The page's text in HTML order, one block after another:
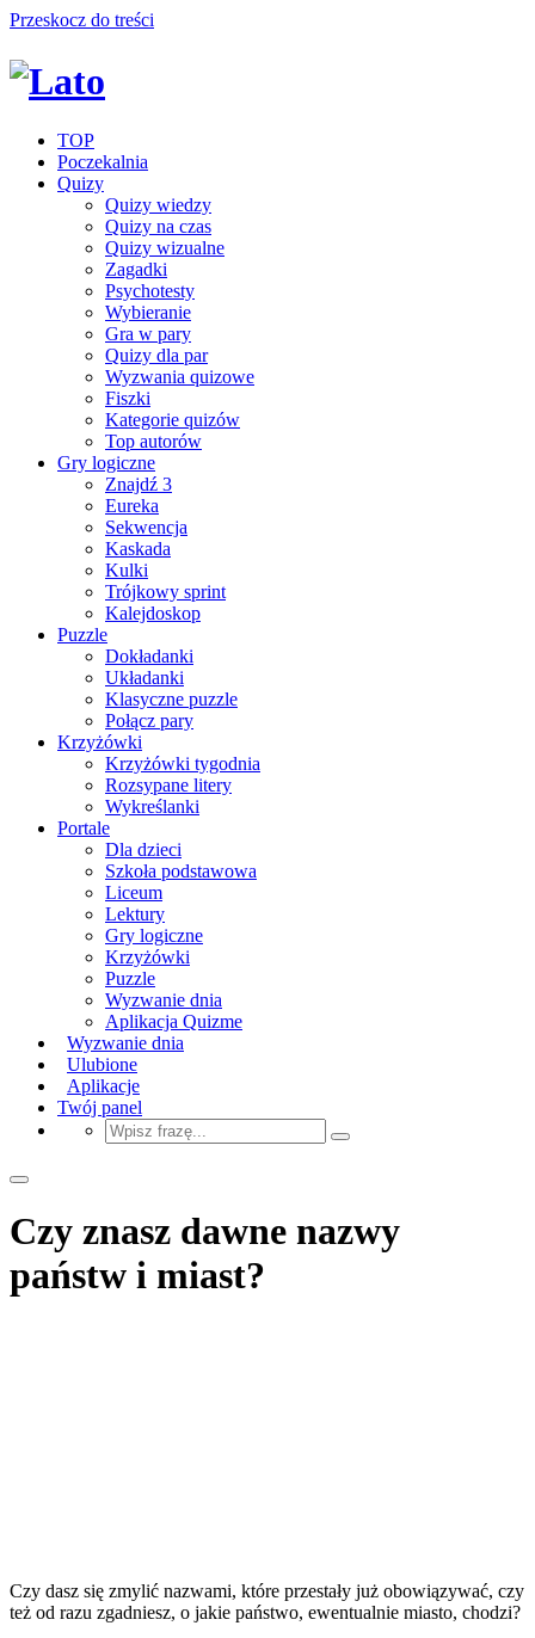
Przeskocz do treści
TOP
Poczekalnia
Quizy
Quizy wiedzy
Quizy na czas
Quizy wizualne
Zagadki
Psychotesty
Wybieranie
Gra w pary
Quizy dla par
Wyzwania quizowe
Fiszki
Kategorie quizów
Top autorów
Gry logiczne
Znajdź 3
Eureka
Sekwencja
Kaskada
Kulki
Trójkowy sprint
Kalejdoskop
Puzzle
Dokładanki
Układanki
Klasyczne puzzle
Połącz pary
Krzyżówki
Krzyżówki tygodnia
Rozsypane litery
Wykreślanki
Portale
Dla dzieci
Szkoła podstawowa
Liceum
Lektury
Gry logiczne
Krzyżówki
Puzzle
Wyzwanie dnia
Aplikacja Quizme
Wyzwanie dnia
Ulubione
Aplikacje
Twój panel
Czy znasz dawne nazwy
państw i miast?
Czy dasz się zmylić nazwami, które przestały już obowiązywać, czy
też od razu zgadniesz, o jakie państwo, ewentualnie miasto, chodzi?